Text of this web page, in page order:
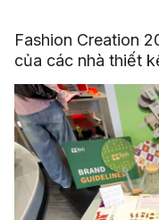
Fashion Creation
của các nhà thiết